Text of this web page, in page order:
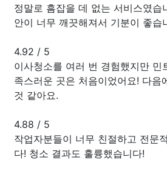
정말로 흠잡을 데 없는 서비스였습
안이 너무 깨끗해져서 기분이 좋습
4.92 / 5
이사청소를 여러 번 경험했지만 민
족스러운 곳은 처음이었어요! 다음
것 같아요.
4.88 / 5
작업자분들이 너무 친절하고 전문
다! 청소 결과도 훌륭했습니다!